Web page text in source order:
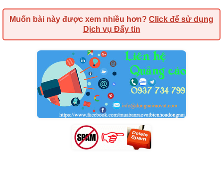
Muốn bài này được xem nhiều hơn? Click để sử dụng
Dịch vụ Đẩy tin